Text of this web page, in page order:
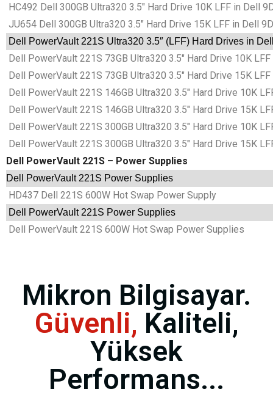
HC492 Dell 300GB Ultra320 3.5″ Hard Drive 10K LFF in Dell
JU654 Dell 300GB Ultra320 3.5″ Hard Drive 15K LFF in Dell
Dell PowerVault 221S Ultra320 3.5″ (LFF) Hard Drives in
Dell PowerVault 221S 73GB Ultra320 3.5″ Hard Drive 10K
Dell PowerVault 221S 73GB Ultra320 3.5″ Hard Drive 15K
Dell PowerVault 221S 146GB Ultra320 3.5″ Hard Drive 10K
Dell PowerVault 221S 146GB Ultra320 3.5″ Hard Drive 15K
Dell PowerVault 221S 300GB Ultra320 3.5″ Hard Drive 10K
Dell PowerVault 221S 300GB Ultra320 3.5″ Hard Drive 15K
Dell PowerVault 221S – Power Supplies
Dell PowerVault 221S Power Supplies
HD437 Dell 221S 600W Hot Swap Power Supply
Dell PowerVault 221S Power Supplies
Dell PowerVault 221S 600W Hot Swap Power Supplies
Mikron Bilgisayar.
Güvenli, Kaliteli,
Yüksek
Performans...